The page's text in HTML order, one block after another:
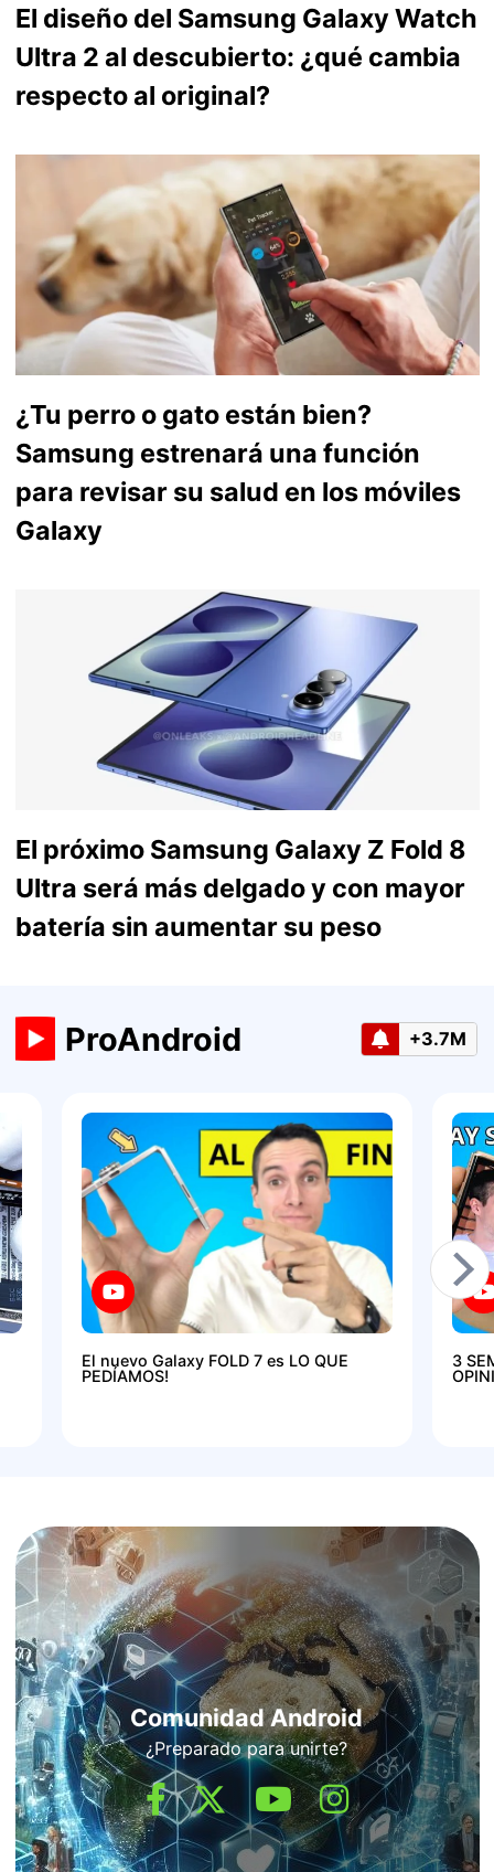
El diseño del Samsung Galaxy Watch
Ultra 2 al descubierto: ¿qué cambia
respecto al original?
¿Tu perro o gato están bien?
Samsung estrenará una función
para revisar su salud en los móviles
Galaxy
El próximo Samsung Galaxy Z Fold 8
Ultra será más delgado y con mayor
batería sin aumentar su peso
ProAndroid +3.7M
El nuevo Galaxy FOLD 7 es LO QUE
PEDÍAMOS!
3
Comunidad Android
¿Preparado para unirte?